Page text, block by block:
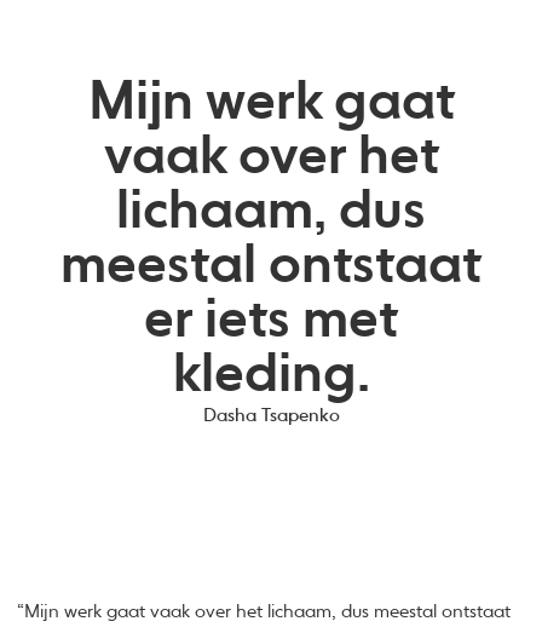
Mijn werk gaat
vaak over het
lichaam, dus
meestal ontstaat
er iets met
kleding.
Dasha Tsapenko
“Mijn werk gaat vaak over het lichaam, dus meestal ontstaat